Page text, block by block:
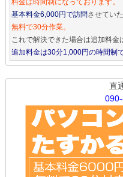
料金は時間制になっております。
基本料金6,000円で訪問させていた
無料で30分作業。
これで解決できた場合は追加料金
追加料金は30分1,000円の時間制で
直